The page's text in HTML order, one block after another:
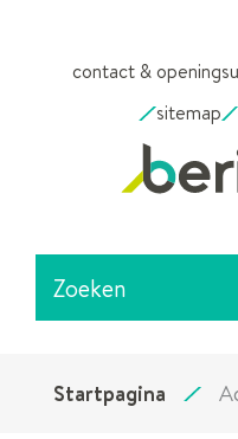
contact &
sitemap
Stad
Beringen
kunnen
we
helpen?
Startpagina